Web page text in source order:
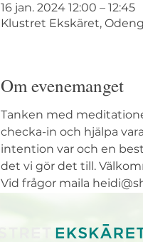
16 jan. 2024 12:00 – 12:45
Klustret Ekskäret,
Om evenemanget
Tanken med
checka-in och hjälpa
intention var och en
det vi gör det till.
Vid frågor maila